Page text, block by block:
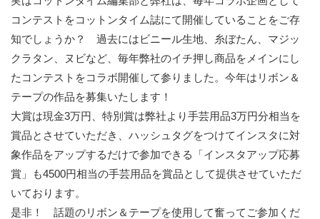
コンテストをコットンタイム誌にて開催していることをご存
知でしょうか？ 過去にはビニール生地、糸ぼたん、マジッ
クラタン、ヌビなど、毎年弊社のイチ押し商品をメインにし
たコンテストをコラボ開催して参りました。今年はリボン＆
テープの作品を募集いたします！
大賞は現金3万円、特別賞は弊社より手芸用品3万円分相当を
賞品とさせていただき、ハッシュタグをつけてインスタに対
象作品をアップするだけで参加できる「インスタアップ応募
賞」も4500円相当の手芸用品を賞品として提供させていただ
いております。
是非！ 話題のリボン＆テープを使用して奮ってご参加くだ